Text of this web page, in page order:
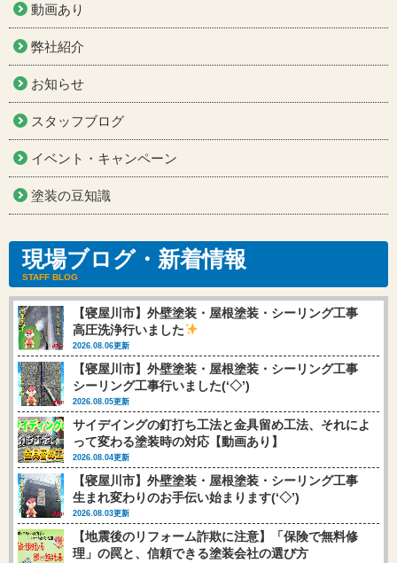
動画あり
弊社紹介
お知らせ
スタッフブログ
イベント・キャンペーン
塗装の豆知識
現場ブログ・新着情報
STAFF BLOG
【寝屋川市】外壁塗装・屋根塗装・シーリング工事
高圧洗浄行いました
2026.08.06更新
【寝屋川市】外壁塗装・屋根塗装・シーリング工事
シーリング工事行いました(‘◇’)ゞ
2026.08.05更新
サイデイングの釘打ち工法と金具留め工法、それによ
って変わる塗装時の対応【動画あり】
2026.08.04更新
【寝屋川市】外壁塗装・屋根塗装・シーリング工事
生まれ変わりのお手伝い始まります(‘◇’)ゞ
2026.08.03更新
【地震後のリフォーム詐欺に注意】「保険で無料修
理」の罠と、信頼できる塗装会社の選び方